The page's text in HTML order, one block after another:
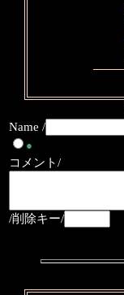
Name /
●
コメント/
/削除キー/